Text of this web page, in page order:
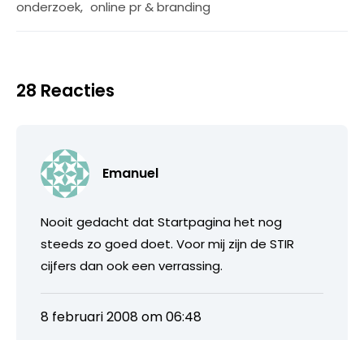
onderzoek, online pr & branding
28 Reacties
Emanuel
Nooit gedacht dat Startpagina het nog
steeds zo goed doet. Voor mij zijn de STIR
cijfers dan ook een verrassing.
8 februari 2008 om 06:48